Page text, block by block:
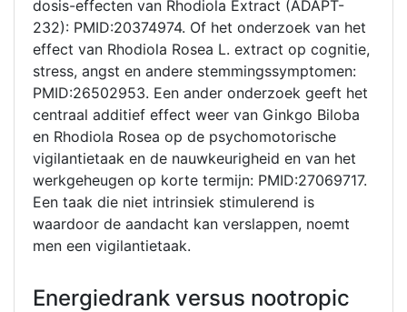
dosis-effecten van Rhodiola Extract (ADAPT-
232): PMID:20374974. Of het onderzoek van het
effect van Rhodiola Rosea L. extract op cognitie,
stress, angst en andere stemmingssymptomen:
PMID:26502953. Een ander onderzoek geeft het
centraal additief effect weer van Ginkgo Biloba
en Rhodiola Rosea op de psychomotorische
vigilantietaak en de nauwkeurigheid en van het
werkgeheugen op korte termijn: PMID:27069717.
Een taak die niet intrinsiek stimulerend is
waardoor de aandacht kan verslappen, noemt
men een vigilantietaak.
Energiedrank versus nootropic